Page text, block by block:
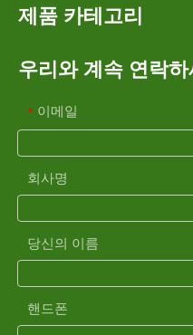
제품 카테고리
우리와 계속 연락
* 이메일
회사명
당신의 이름
핸드폰